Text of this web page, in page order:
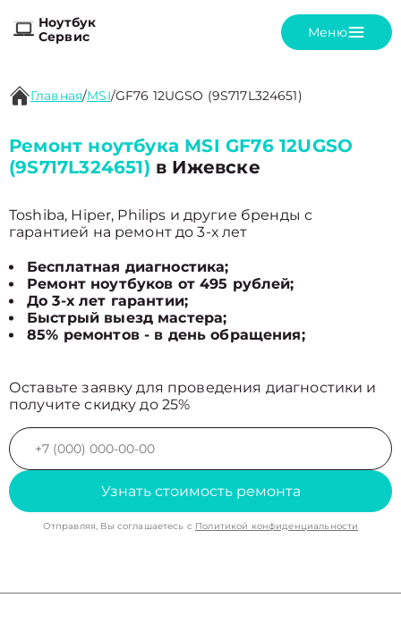
Ноутбук
Сервис
Меню
Главная/MSI/GF76 12UGSO (9S717L324651)
Ремонт ноутбука MSI GF76 12UGSO
(9S717L324651) в Ижевске
Toshiba, Hiper, Philips и другие бренды с
гарантией на ремонт до 3-х лет
Бесплатная диагностика;
Ремонт ноутбуков от 495 рублей;
До 3-х лет гарантии;
Быстрый выезд мастера;
85% ремонтов - в день обращения;
Оставьте заявку для проведения диагностики и
получите скидку до 25%
Узнать стоимость ремонта
Отправляя, Вы соглашаетесь с Политикой конфиденциальности